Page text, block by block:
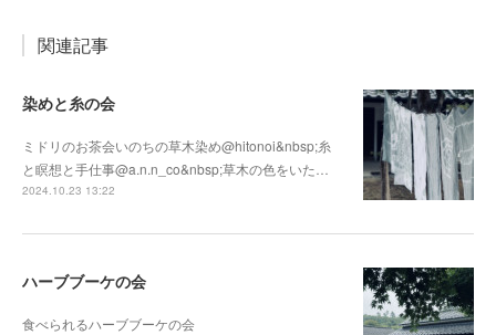
関連記事
染めと糸の会
ミドリのお茶会いのちの草木染め@hitonoi&nbsp;糸
と瞑想と手仕事@a.n.n_co&nbsp;草木の色をいた…
2024.10.23 13:22
ハーブブーケの会
食べられるハーブブーケの会